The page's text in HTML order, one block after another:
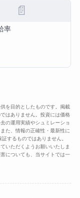
📄
率
を目的としたものです。掲載
はありません。投資には価格
の運用実績やシュミレーショ
た、情報の正確性・最新性に
するものではありません。
いただくようお願いいたしま
についても、当サイトでは一